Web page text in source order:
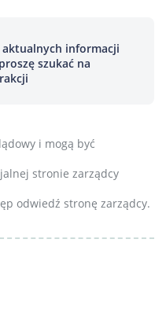
informacji
szukać na
i mogą być
stronie zarządcy
odwiedź stronę zarządcy.